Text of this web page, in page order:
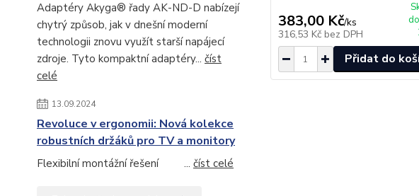
Adaptéry Akyga® řady AK-ND-D nabízejí
chytrý způsob, jak v dnešní moderní
technologii znovu využít starší napájecí
zdroje. Tyto kompaktní adaptéry... číst
celé
13.09.2024
Revoluce v ergonomii: Nová kolekce
robustních držáků pro TV a monitory
Flexibilní montážní řešení ... číst celé
383,00 Kč/ks
316,53 Kč bez DPH
Přidat do